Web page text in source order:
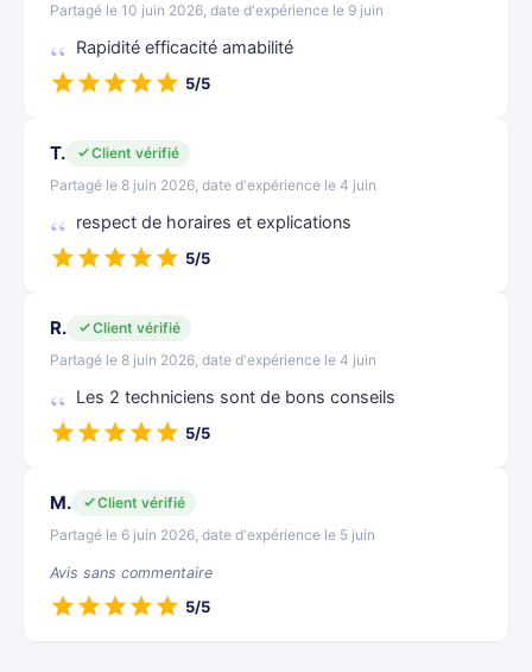
Partagé le 10 juin 2026, date d'expérience le 9 juin
Rapidité efficacité amabilité
5/5
T.
Client vérifié
Partagé le 8 juin 2026, date d'expérience le 4 juin
respect de horaires et explications
5/5
R.
Client vérifié
Partagé le 8 juin 2026, date d'expérience le 4 juin
Les 2 techniciens sont de bons conseils
5/5
M.
Client vérifié
Partagé le 6 juin 2026, date d'expérience le 5 juin
Avis sans commentaire
5/5